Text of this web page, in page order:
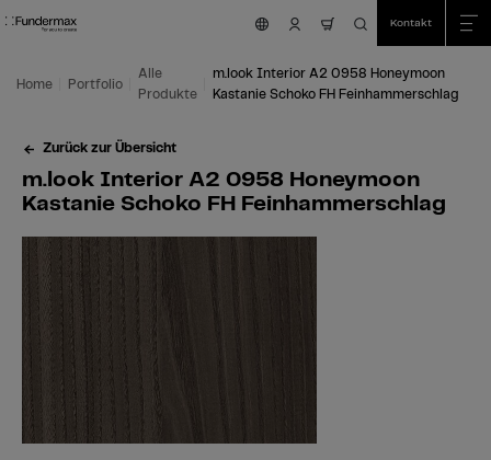
Zum Hauptinhalt springen
Zum Inhaltsverzeichnis springen
Zum Hauptmenü springen Kontakt
Home Portfolio
Alle
Produkte
m.look Interior A2 0958 Honeymoon
Kastanie Schoko FH Feinhammerschlag
Zurück zur Übersicht
m.look Interior A2 0958 Honeymoon
Kastanie Schoko FH Feinhammerschlag